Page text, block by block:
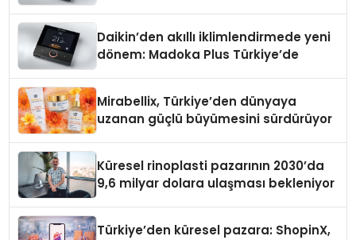
Daikin’den akıllı iklimlendirmede yeni
dönem: Madoka Plus Türkiye’de
Mirabellix, Türkiye’den dünyaya
uzanan güçlü büyümesini sürdürüyor
Küresel rinoplasti pazarının 2030’da
9,6 milyar dolara ulaşması bekleniyor
Türkiye’den küresel pazara: ShopinX,